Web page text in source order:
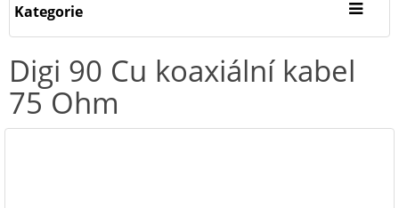
Kategorie
Digi 90 Cu koaxiální kabel
75 Ohm